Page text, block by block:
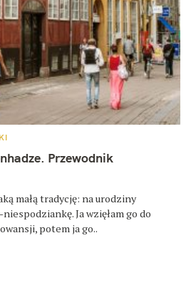
Przewodnik
małą tradycję: na urodziny
Ja wzięłam go do
potem ja go..